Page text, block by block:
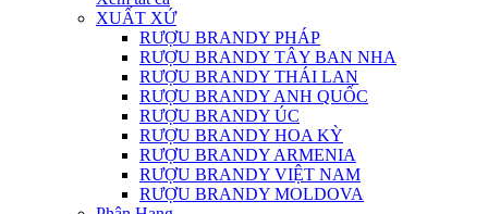
XUẤT XỨ
RƯỢU BRANDY PHÁP
RƯỢU BRANDY TÂY BAN NHA
RƯỢU BRANDY THÁI LAN
RƯỢU BRANDY ANH QUỐC
RƯỢU BRANDY ÚC
RƯỢU BRANDY HOA KỲ
RƯỢU BRANDY ARMENIA
RƯỢU BRANDY VIỆT NAM
RƯỢU BRANDY MOLDOVA